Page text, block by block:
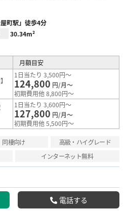
町駅」徒歩4分
30.34m²
月額目安
1日当たり 3,500円～
124,800 円/月～
初期費用他 8,800円～
1日当たり 3,600円～
127,800 円/月～
初期費用他 5,500円～
同棲向け
高級・ハイグレード
インターネット無料
電話する